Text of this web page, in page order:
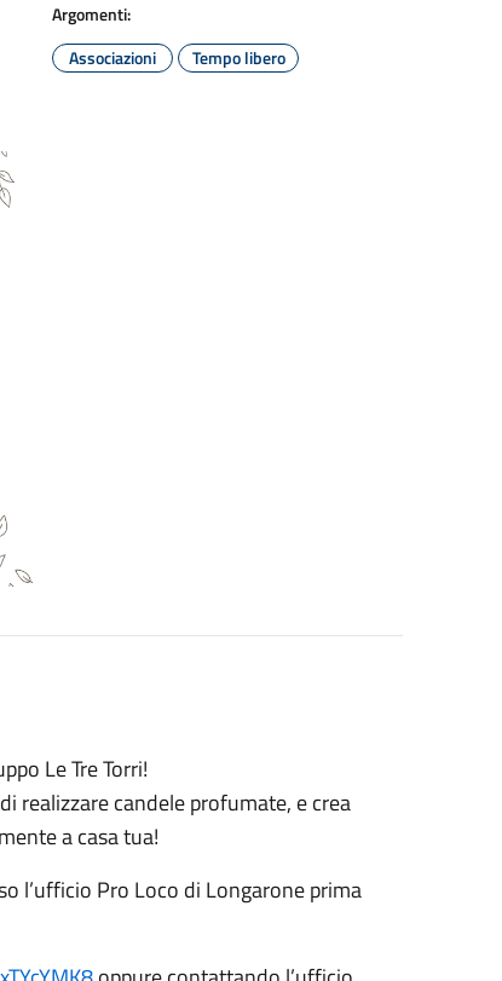
Argomenti:
Associazioni
Tempo libero
Le Tre Torri!
realizzare candele profumate, e crea
a casa tua!
l’ufficio Pro Loco di Longarone prima